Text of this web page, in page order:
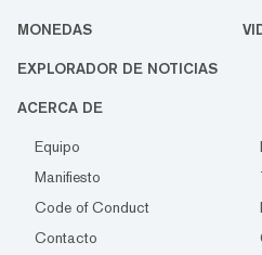
MONEDAS
EXPLORADOR DE NOTICIAS
ACERCA DE
Equipo
Manifiesto
Code of Conduct
Contacto